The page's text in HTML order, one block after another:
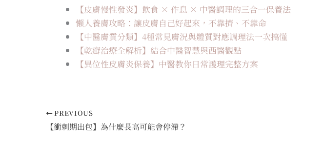
【皮膚慢性發炎】飲食 × 作息 × 中醫調理的三合一保養法
懶人養膚攻略：讓皮膚自己好起來，不靠擠、不靠命
【中醫膚質分類】4種常見膚況與體質對應調理法一次搞懂
【乾癬治療全解析】結合中醫智慧與西醫觀點
【異位性皮膚炎保養】中醫教你日常護理完整方案
PREVIOUS
【衝刺期出包】為什麼長高可能會停滯？